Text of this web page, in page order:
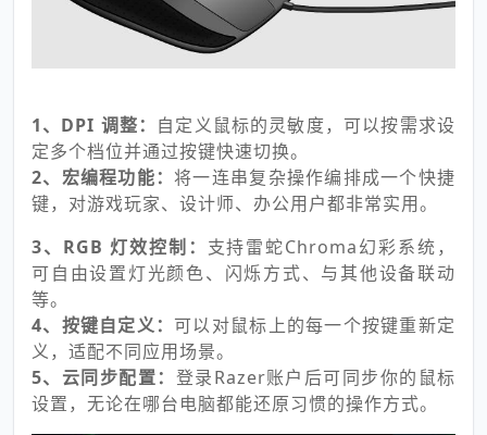
1、DPI 调整： 自定义鼠标的灵敏度，可以按需求设
定多个档位并通过按键快速切换。
2、宏编程功能：将一连串复杂操作编排成一个快捷
键，对游戏玩家、设计师、办公用户都非常实用。
3、RGB 灯效控制： 支持雷蛇Chroma幻彩系统，
可自由设置灯光颜色、闪烁方式、与其他设备联动
等。
4、按键自定义： 可以对鼠标上的每一个按键重新定
义，适配不同应用场景。
5、云同步配置： 登录Razer账户后可同步你的鼠标
设置，无论在哪台电脑都能还原习惯的操作方式。